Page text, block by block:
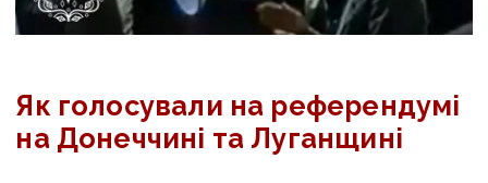
Як голосували на референдумі
на Донеччині та Луганщині